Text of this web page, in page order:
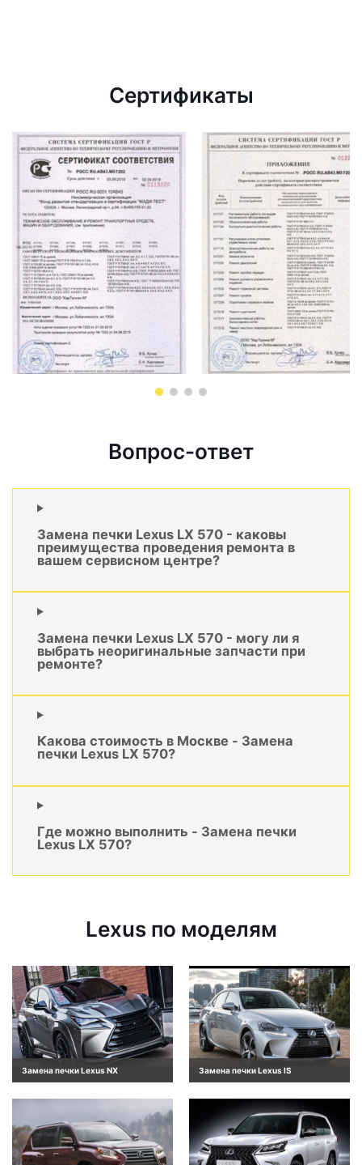
Сертификаты
Вопрос-ответ
Замена печки Lexus LX 570 - каковы
преимущества проведения ремонта в
вашем сервисном центре?
Замена печки Lexus LX 570 - могу ли я
выбрать неоригинальные запчасти при
ремонте?
Какова стоимость в Москве - Замена
печки Lexus LX 570?
Где можно выполнить - Замена печки
Lexus LX 570?
Lexus по моделям
Замена печки Lexus NX Замена печки Lexus IS